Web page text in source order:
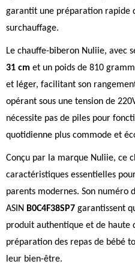
garantit une préparation rapide
surchauffage.
Le chauffe-biberon Nuliie, avec
31 cm et un poids de 810
et léger, facilitant son
opérant sous une tension de
nécessite pas de piles pour
quotidienne plus commode et
Conçu par la marque Nuliie, ce
caractéristiques essentielles
parents modernes. Son numéro
ASIN B0C4F38SP7 garantissent
produit authentique et de haute
préparation des repas de bébé
leur bien-être.